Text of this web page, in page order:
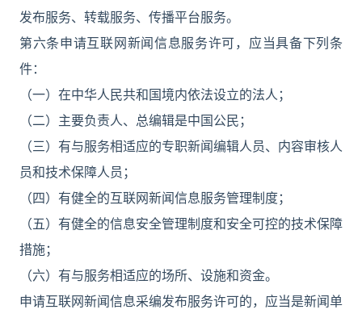
发布服务、转载服务、传播平台服务。
第六条申请互联网新闻信息服务许可，应当具备下列条
件：
（一）在中华人民共和国境内依法设立的法人；
（二）主要负责人、总编辑是中国公民；
（三）有与服务相适应的专职新闻编辑人员、内容审核人
员和技术保障人员；
（四）有健全的互联网新闻信息服务管理制度；
（五）有健全的信息安全管理制度和安全可控的技术保障
措施；
（六）有与服务相适应的场所、设施和资金。
申请互联网新闻信息采编发布服务许可的，应当是新闻单